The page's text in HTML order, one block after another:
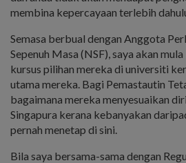
membina kepercayaan terlebih
Semasa berbual dengan Anggota
Sepenuh Masa (NSF), saya akan
kursus pilihan mereka di universiti
utama mereka. Bagi Pemastautin
bagaimana mereka menyesuaikan
Singapura kerana kebanyakan
pernah menetap di sini.
Bila saya bersama-sama dengan